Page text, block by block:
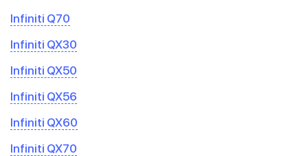
Infiniti Q70
Infiniti QX30
Infiniti QX50
Infiniti QX56
Infiniti QX60
Infiniti QX70